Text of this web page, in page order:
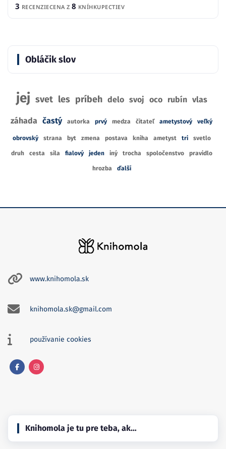
3 RECENZIECENA Z 8 KNÍHKUPECTIEV
Obláčik slov
jej svet les príbeh delo svoj oco rubín vlas
záhada častý autorka prvý medza čitateľ ametystový veľký
obrovský strana byt zmena postava kniha ametyst tri svetlo
druh cesta sila fialový jeden iný trocha spoločenstvo pravidlo
hrozba ďalší
www.knihomola.sk
knihomola.sk@gmail.com
používanie cookies
Knihomola je tu pre teba, ak…